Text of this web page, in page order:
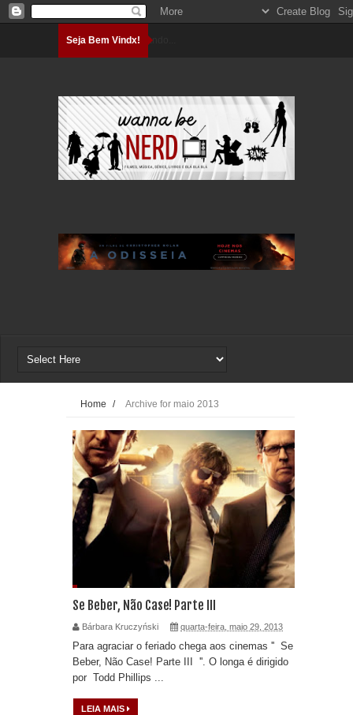
Seja Bem Vindx!Carregando...
Home / Archive for maio 2013
Se Beber, Não Case! Parte III
Bárbara Kruczyński quarta-feira, maio 29, 2013
Para agraciar o feriado chega aos cinemas '' Se
Beber, Não Case! Parte III ''. O longa é dirigido
por Todd Phillips ...
LEIA MAIS